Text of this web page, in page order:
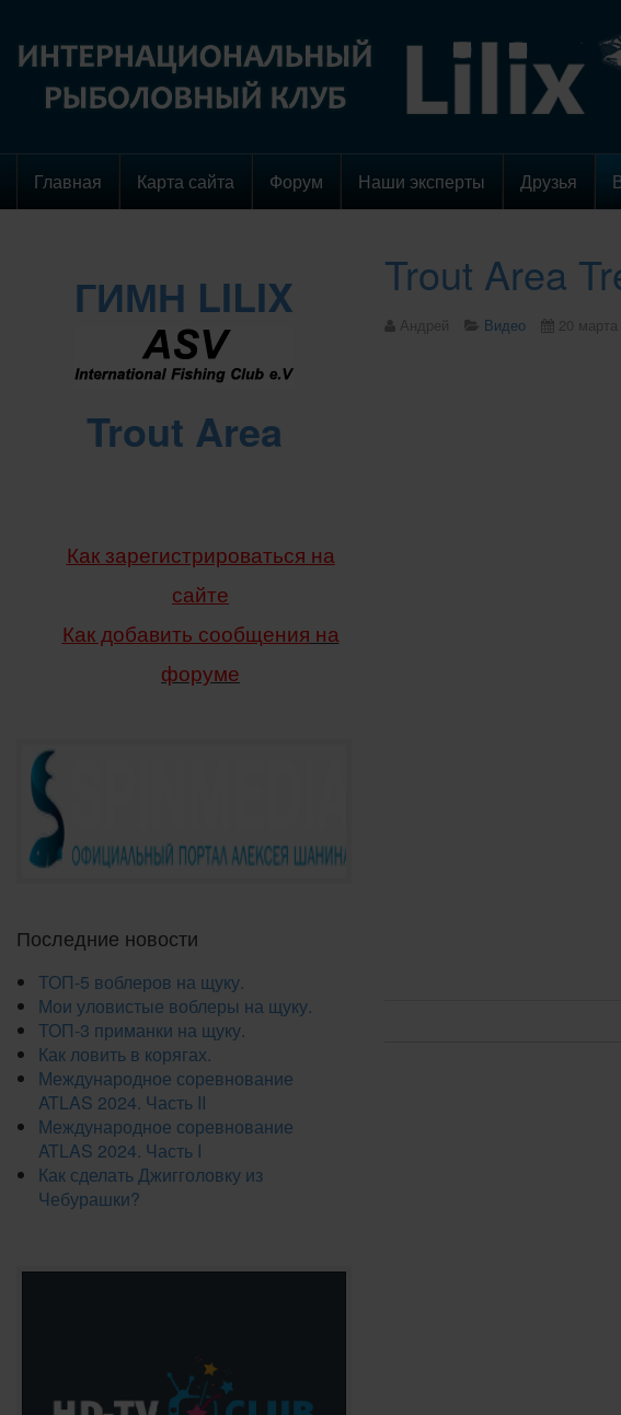
Главная Карта сайта Форум Наши эксперты Друзья
Trout Area
Андрей Видео 20
ГИМН LILIX
Trout Area
Как зарегистрироваться на
сайте
Как добавить сообщения на
форуме
Последние новости
ТОП-5 воблеров на щуку.
Мои уловистые воблеры на щуку.
ТОП-3 приманки на щуку.
Как ловить в корягах.
Международное соревнование
ATLAS 2024. Часть II
Международное соревнование
ATLAS 2024. Часть I
Как сделать Джигголовку из
Чебурашки?